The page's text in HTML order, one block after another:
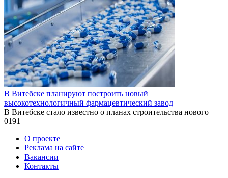
В Витебске планируют построить новый
высокотехнологичный фармацевтический завод
В Витебске стало известно о планах строительства нового
0191
О проекте
Реклама на сайте
Вакансии
Контакты